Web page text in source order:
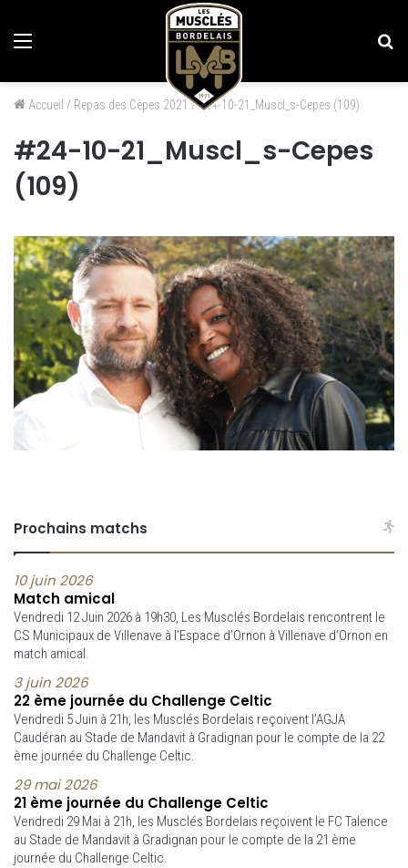
Accueil / Repas des Cèpes 2021 /#24-10-21_Muscl_s-Cepes (109)
#24-10-21_Muscl_s-Cepes
(109)
Prochains matchs
10 juin 2026
Match amical
Vendredi 12 Juin 2026 à 19h30, Les Musclés Bordelais rencontrent le
CS Municipaux de Villenave à l’Espace d’Ornon à Villenave d’Ornon en
match amical.
3 juin 2026
22 ème journée du Challenge Celtic
Vendredi 5 Juin à 21h, les Musclés Bordelais reçoivent l’AGJA
Caudéran au Stade de Mandavit à Gradignan pour le compte de la 22
ème journée du Challenge Celtic.
29 mai 2026
21 ème journée du Challenge Celtic
Vendredi 29 Mai à 21h, les Musclés Bordelais reçoivent le FC Talence
au Stade de Mandavit à Gradignan pour le compte de la 21 ème
journée du Challenge Celtic.